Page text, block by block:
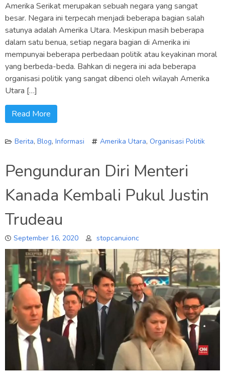
Amerika Serikat merupakan sebuah negara yang sangat
besar. Negara ini terpecah menjadi beberapa bagian salah
satunya adalah Amerika Utara. Meskipun masih beberapa
dalam satu benua, setiap negara bagian di Amerika ini
mempunyai beberapa perbedaan politik atau keyakinan moral
yang berbeda-beda. Bahkan di negera ini ada beberapa
organisasi politik yang sangat dibenci oleh wilayah Amerika
Utara […]
Read More
Berita, Blog, Informasi Amerika Utara, Organisasi Politik
Pengunduran Diri Menteri
Kanada Kembali Pukul Justin
Trudeau
September 16, 2020 stopcanuionc